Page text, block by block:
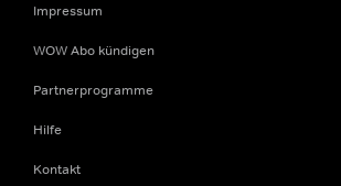
Impressum
WOW Abo kündigen
Partnerprogramme
Hilfe
Kontakt